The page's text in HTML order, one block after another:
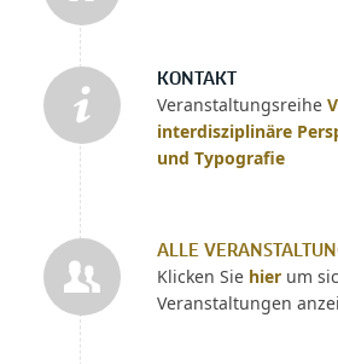
KONTAKT
Veranstaltungsreihe
interdisziplinäre
und Typografie
ALLE
Klicken Sie hierum
Veranstaltungen